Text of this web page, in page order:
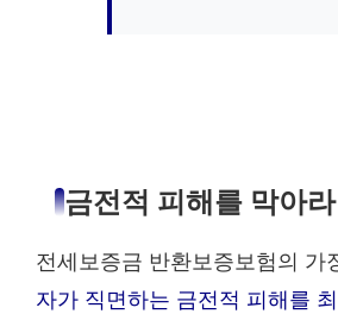
금전적 피해를 막아라
전세보증금 반환보증보험의 가
자가 직면하는 금전적 피해를